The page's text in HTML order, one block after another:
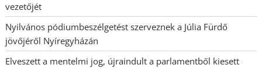
vezetőjét
Nyilvános pódiumbeszélgetést szerveznek a Júlia Fürdő
jövőjéről Nyíregyházán
Elveszett a mentelmi jog, újraindult a parlamentből kiesett